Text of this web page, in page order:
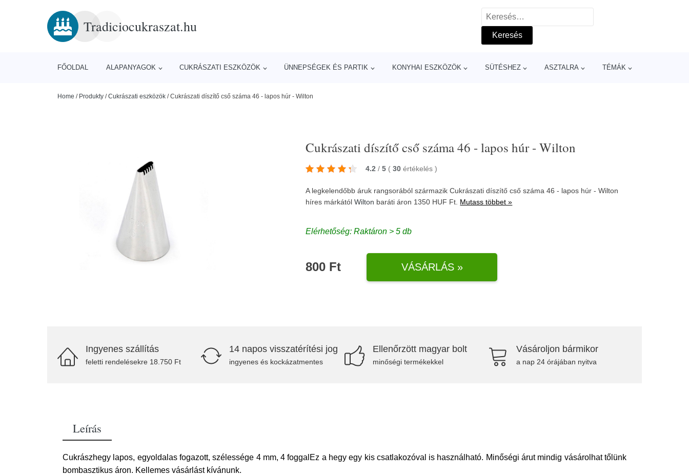
Tradiciocukraszat.hu
Keresés:
FŐOLDAL ALAPANYAGOK CUKRÁSZATI ESZKÖZÖK ÜNNEPSÉGEK ÉS PARTIK KONYHAI ESZKÖZÖK SÜTÉSHEZ ASZTALRA TÉMÁK
Home / Produkty /Cukrászati eszközök /Cukrászati díszítő cső száma 46 - lapos húr - Wilton
Cukrászati díszítő cső száma 46 - lapos húr - Wilton
4.2 / 5 ( 30 értékelés)
A legkelendőbb áruk rangsorából származik Cukrászati díszítő cső száma 46 - lapos húr - Wilton
híres márkátólWilton baráti áron 1350 HUF Ft. Mutass többet »
Elérhetőség: Raktáron > 5 db
800 Ft VÁSÁRLÁS »
Ingyenes szállítás
feletti rendelésekre 18.750 Ft
14 napos visszatérítési jog
ingyenes és kockázatmentes
Ellenőrzött magyar bolt
minőségi termékekkel
Vásároljon bármikor
a nap 24 órájában nyitva
Leírás
Cukrászhegy lapos, egyoldalas fogazott, szélessége 4 mm, 4 foggalEz a hegy egy kis csatlakozóval is használható. Minőségi árut mindig vásárolhat tőlünk
bombasztikus áron. Kellemes vásárlást kívánunk.